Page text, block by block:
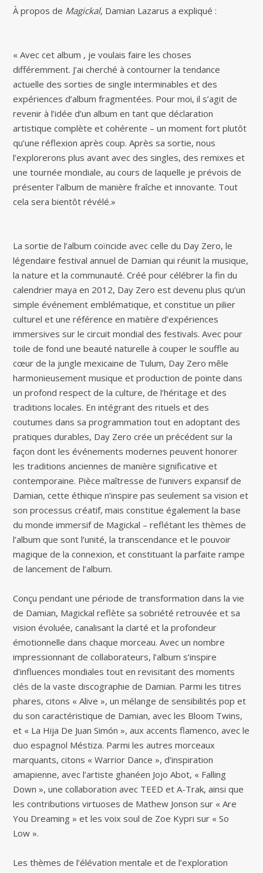
À propos de Magickal, Damian Lazarus a expliqué :
« Avec cet album , je voulais faire les choses
différemment. J’ai cherché à contourner la tendance
actuelle des sorties de single interminables et des
expériences d’album fragmentées. Pour moi, il s’agit de
revenir à l’idée d’un album en tant que déclaration
artistique complète et cohérente – un moment fort plutôt
qu’une réflexion après coup. Après sa sortie, nous
l’explorerons plus avant avec des singles, des remixes et
une tournée mondiale, au cours de laquelle je prévois de
présenter l’album de manière fraîche et innovante. Tout
cela sera bientôt révélé.»
La sortie de l’album coïncide avec celle du Day Zero, le
légendaire festival annuel de Damian qui réunit la musique,
la nature et la communauté. Créé pour célébrer la fin du
calendrier maya en 2012, Day Zero est devenu plus qu’un
simple événement emblématique, et constitue un pilier
culturel et une référence en matière d’expériences
immersives sur le circuit mondial des festivals. Avec pour
toile de fond une beauté naturelle à couper le souffle au
cœur de la jungle mexicaine de Tulum, Day Zero mêle
harmonieusement musique et production de pointe dans
un profond respect de la culture, de l’héritage et des
traditions locales. En intégrant des rituels et des
coutumes dans sa programmation tout en adoptant des
pratiques durables, Day Zero crée un précédent sur la
façon dont les événements modernes peuvent honorer
les traditions anciennes de manière significative et
contemporaine. Pièce maîtresse de l’univers expansif de
Damian, cette éthique n’inspire pas seulement sa vision et
son processus créatif, mais constitue également la base
du monde immersif de Magickal – reflétant les thèmes de
l’album que sont l’unité, la transcendance et le pouvoir
magique de la connexion, et constituant la parfaite rampe
de lancement de l’album.
Conçu pendant une période de transformation dans la vie
de Damian, Magickal reflète sa sobriété retrouvée et sa
vision évoluée, canalisant la clarté et la profondeur
émotionnelle dans chaque morceau. Avec un nombre
impressionnant de collaborateurs, l’album s’inspire
d’influences mondiales tout en revisitant des moments
clés de la vaste discographie de Damian. Parmi les titres
phares, citons « Alive », un mélange de sensibilités pop et
du son caractéristique de Damian, avec les Bloom Twins,
et « La Hija De Juan Simón », aux accents flamenco, avec le
duo espagnol Méstiza. Parmi les autres morceaux
marquants, citons « Warrior Dance », d’inspiration
amapienne, avec l’artiste ghanéen Jojo Abot, « Falling
Down », une collaboration avec TEED et A-Trak, ainsi que
les contributions virtuoses de Mathew Jonson sur « Are
You Dreaming » et les voix soul de Zoe Kypri sur « So
Low ».
Les thèmes de l’élévation mentale et de l’exploration